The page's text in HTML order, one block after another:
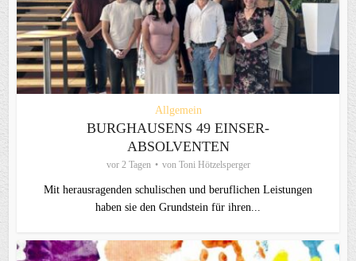
Allgemein
BURGHAUSENS 49 EINSER-
ABSOLVENTEN
vor 2 Tagen von Toni Hötzelsperger
Mit herausragenden schulischen und beruflichen Leistungen
haben sie den Grundstein für ihren...